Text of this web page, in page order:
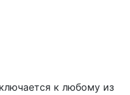
к любому из